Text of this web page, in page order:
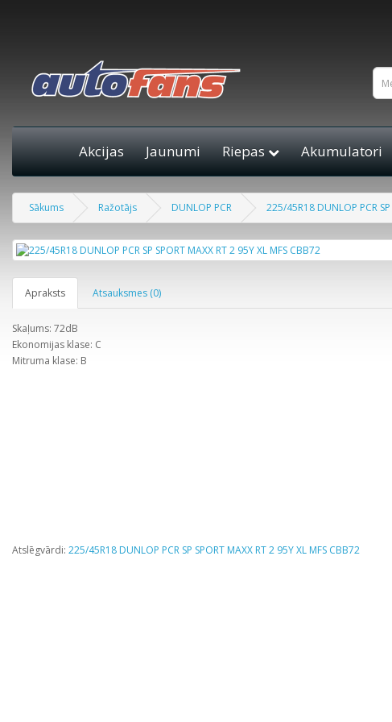
Akcijas Jaunumi Riepas Akumulatori
Sākums Ražotājs DUNLOP PCR 225/45R18 DUNLOP PCR
Apraksts Atsauksmes (0)
Skaļums: 72dB
Ekonomijas klase: C
Mitruma klase: B
Atslēgvārdi: 225/45R18 DUNLOP PCR SP SPORT MAXX RT 2 95Y XL MFS CBB72